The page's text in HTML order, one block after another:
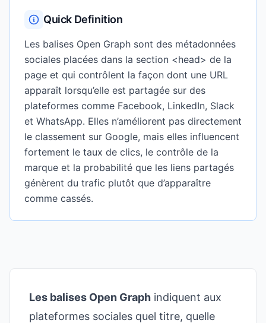
Quick Definition
Les balises Open Graph sont des métadonnées
sociales placées dans la section <head> de la
page et qui contrôlent la façon dont une URL
apparaît lorsqu’elle est partagée sur des
plateformes comme Facebook, LinkedIn, Slack
et WhatsApp. Elles n’améliorent pas directement
le classement sur Google, mais elles influencent
fortement le taux de clics, le contrôle de la
marque et la probabilité que les liens partagés
génèrent du trafic plutôt que d’apparaître
comme cassés.
Les balises Open Graph indiquent aux
plateformes sociales quel titre, quelle